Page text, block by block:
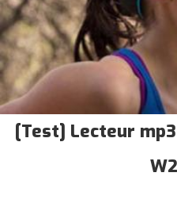
[Test] Lecteur